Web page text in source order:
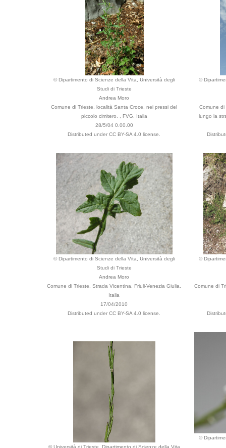
© Dipartimento di Scienze della Vita, Università degli
Studi di Trieste
Andrea Moro
Comune di Trieste, località Santa Croce, nei pressi del
piccolo cimitero. , FVG, Italia
28/5/04 0.00.00
Distributed under CC BY-SA 4.0 license.
©
Comune
lungo la
© Dipartimento di Scienze della Vita, Università degli
Studi di Trieste
Andrea Moro
Comune di Trieste, Strada Vicentina, Friuli-Venezia Giulia,
Italia
17/04/2010
Distributed under CC BY-SA 4.0 license.
©
Comune di
© Università di Trieste, Dipartimento di Scienze della Vita
©